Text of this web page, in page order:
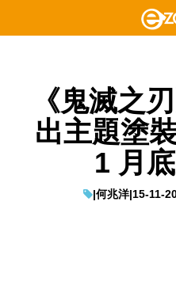
《鬼滅之
出主題塗
1 月
|何兆洋|15-11-